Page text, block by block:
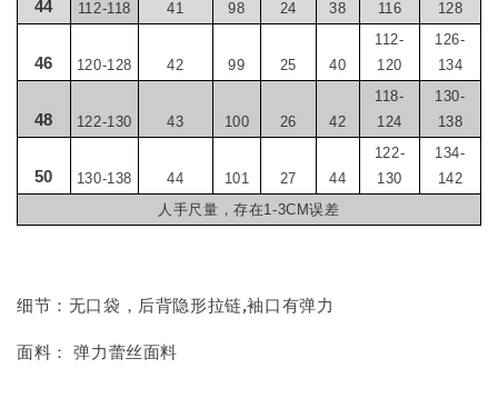
44 112-118 41 98 24 38 116 128
46 120-128 42 99 25 40
112-
120
126-
134
48 122-130 43 100 26 42
118-
124
130-
138
50 130-138 44 101 27 44
122-
130
134-
142
人手尺量，存在1-3CM误差
细节：无口袋，后背隐形拉链,袖口有弹力
面料： 弹力蕾丝面料